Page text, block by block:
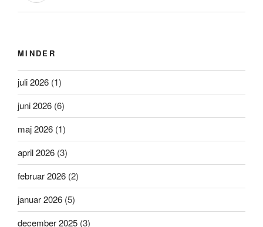
MINDER
juli 2026 (1)
juni 2026 (6)
maj 2026 (1)
april 2026 (3)
februar 2026 (2)
januar 2026 (5)
december 2025 (3)